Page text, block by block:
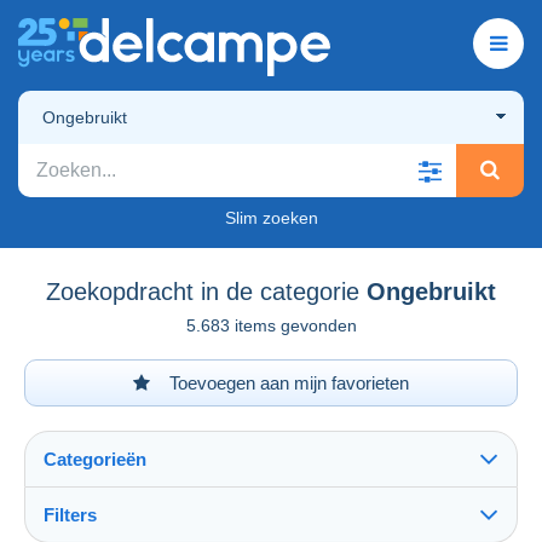
Ongebruikt
Slim zoeken
Zoekopdracht in de categorie Ongebruikt
5.683 items gevonden
Toevoegen aan mijn favorieten
Categorieën
Filters